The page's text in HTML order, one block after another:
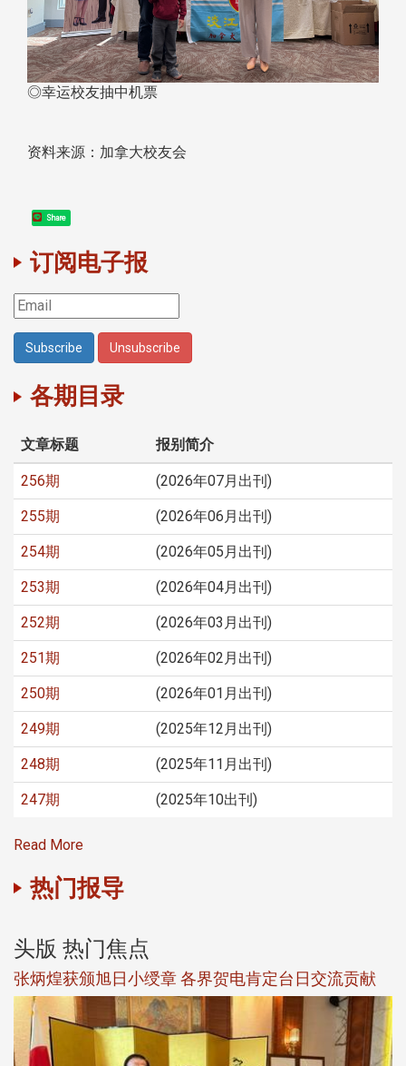
◎幸运校友抽中机票
资料来源：加拿大校友会
Share
订阅电子报
各期目录
文章标题 报别简介
256期 (2026年07月出刊)
255期 (2026年06月出刊)
254期 (2026年05月出刊)
253期 (2026年04月出刊)
252期 (2026年03月出刊)
251期 (2026年02月出刊)
250期 (2026年01月出刊)
249期 (2025年12月出刊)
248期 (2025年11月出刊)
247期 (2025年10出刊)
Read More
热门报导
电肯定台日交流贡献 观势汇天下校友会6月活动